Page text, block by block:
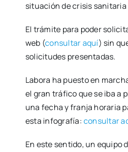
situa­ción de cri­sis sani­ta­ria
El trá­mi­te para poder
web (con­sul­tar aquí) sin
soli­ci­tu­des pre­sen­ta­das.
Labo­ra ha pues­to en
el gran trá­fi­co que se iba a
una fecha y fran­ja hora­ria
esta info­gra­fía:con­sul­tar
En este sen­ti­do, un equi­po